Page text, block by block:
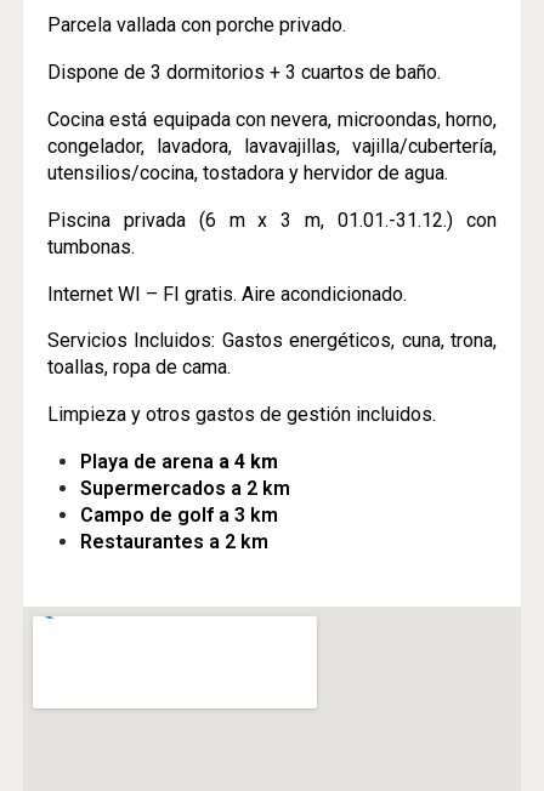
Parcela vallada con porche privado.
Dispone de 3 dormitorios + 3 cuartos de baño.
Cocina está equipada con nevera, microondas, horno,
congelador, lavadora, lavavajillas, vajilla/cubertería,
utensilios/cocina, tostadora y hervidor de agua.
Piscina privada (6 m x 3 m, 01.01.-31.12.) con
tumbonas.
Internet WI – FI gratis. Aire acondicionado.
Servicios Incluidos: Gastos energéticos, cuna, trona,
toallas, ropa de cama.
Limpieza y otros gastos de gestión incluidos.
Playa de arena a 4 km
Supermercados a 2 km
Campo de golf a 3 km
Restaurantes a 2 km